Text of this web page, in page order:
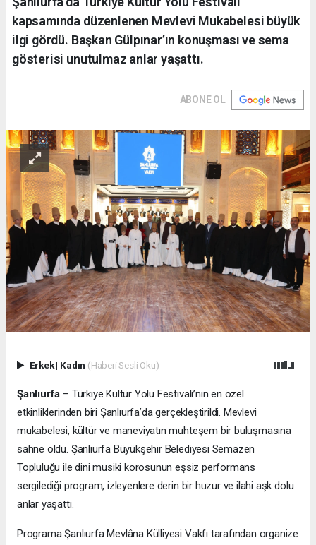
kapsamında düzenlenen Mevlevi Mukabelesi büyük
ilgi gördü. Başkan Gülpınar’ın konuşması ve sema
gösterisi unutulmaz anlar yaşattı.
ABONE OL
Erkek| Kadın (Haberi Sesli Oku)
Şanlıurfa – Türkiye Kültür Yolu Festivali’nin en özel
etkinliklerinden biri Şanlıurfa’da gerçekleştirildi. Mevlevi
mukabelesi, kültür ve maneviyatın muhteşem bir buluşmasına
sahne oldu. Şanlıurfa Büyükşehir Belediyesi Semazen
Topluluğu ile dini musiki korosunun eşsiz performans
sergilediği program, izleyenlere derin bir huzur ve ilahi aşk dolu
anlar yaşattı.
ProgramaŞanlıurfa Mevlâna Külliyesi Vakfı tarafından organize